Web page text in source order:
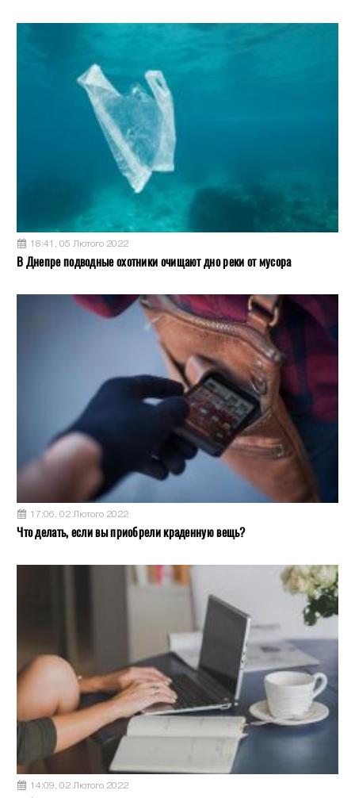
18:41, 05 Лютого 2022
В Днепре подводные охотники очищают дно реки от мусора
17:06, 02 Лютого 2022
Что делать, если вы приобрели краденную вещь?
14:09, 02 Лютого 2022